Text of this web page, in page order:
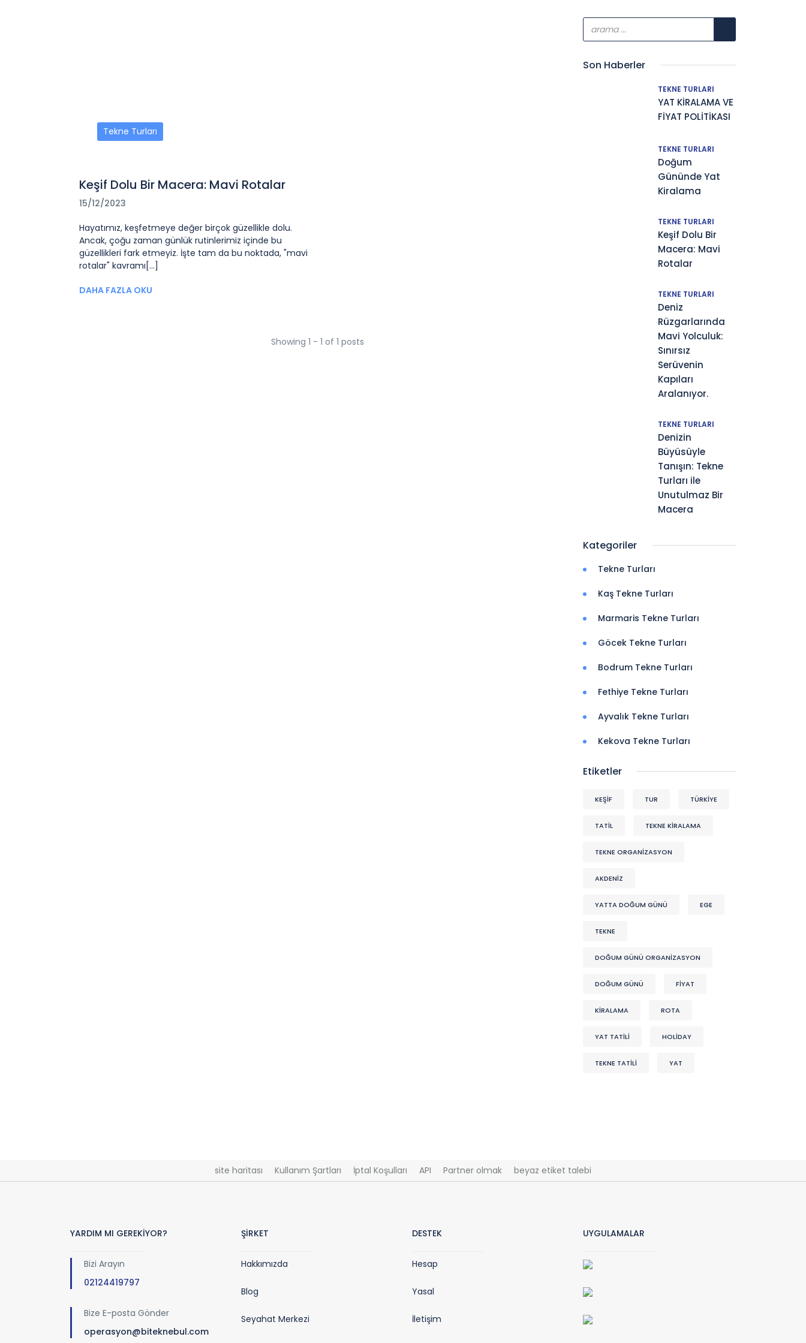
Tekne Turları
Keşif Dolu Bir Macera: Mavi Rotalar
15/12/2023
Hayatımız, keşfetmeye değer birçok güzellikle dolu.
Ancak, çoğu zaman günlük rutinlerimiz içinde bu
güzellikleri fark etmeyiz. İşte tam da bu noktada, "mavi
rotalar" kavramı[...]
DAHA FAZLA OKU
Showing 1 - 1 of 1 posts
Son Haberler
TEKNE TURLARI
YAT KİRALAMA VE
FİYAT POLİTİKASI
TEKNE TURLARI
Doğum
Gününde Yat
Kiralama
TEKNE TURLARI
Keşif Dolu Bir
Macera: Mavi
Rotalar
TEKNE TURLARI
Deniz
Rüzgarlarında
Mavi Yolculuk:
Sınırsız
Serüvenin
Kapıları
Aralanıyor.
TEKNE TURLARI
Denizin
Büyüsüyle
Tanışın: Tekne
Turları ile
Unutulmaz Bir
Macera
Kategoriler
Tekne Turları
Kaş Tekne Turları
Marmaris Tekne Turları
Göcek Tekne Turları
Bodrum Tekne Turları
Fethiye Tekne Turları
Ayvalık Tekne Turları
Kekova Tekne Turları
Etiketler
KEŞIF TUR TÜRKİYE
TATİL TEKNE KİRALAMA
TEKNE ORGANIZASYON
AKDENIZ
YATTA DOĞUM GÜNÜ EGE
TEKNE
DOĞUM GÜNÜ ORGANIZASYON
DOĞUM GÜNÜ FİYAT
KİRALAMA ROTA
YAT TATİLİ HOLİDAY
TEKNE TATİLİ YAT
site haritası Kullanım Şartları İptal Koşulları API Partner olmak beyaz etiket talebi
YARDIM MI GEREKİYOR?
Bizi Arayın
02124419797
Bize E-posta Gönder
operasyon@biteknebul.com
ŞİRKET
Hakkımızda
Blog
Seyahat Merkezi
DESTEK
Hesap
Yasal
İletişim
UYGULAMALAR